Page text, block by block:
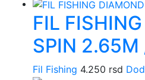
FIL
SPIN
Fil Fishing 4.250 rsd